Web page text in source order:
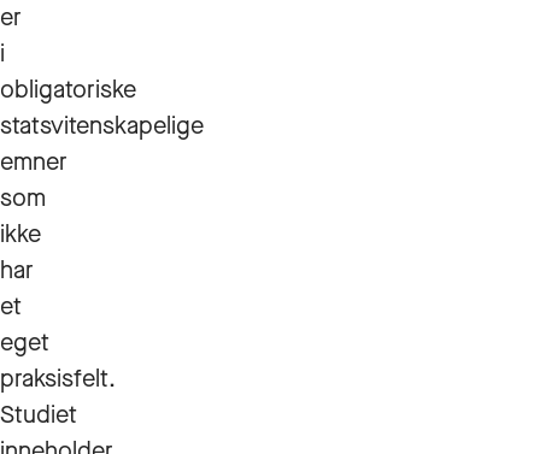
er
i
obligatoriske
statsvitenskapelige
emner
som
ikke
har
et
eget
praksisfelt.
Studiet